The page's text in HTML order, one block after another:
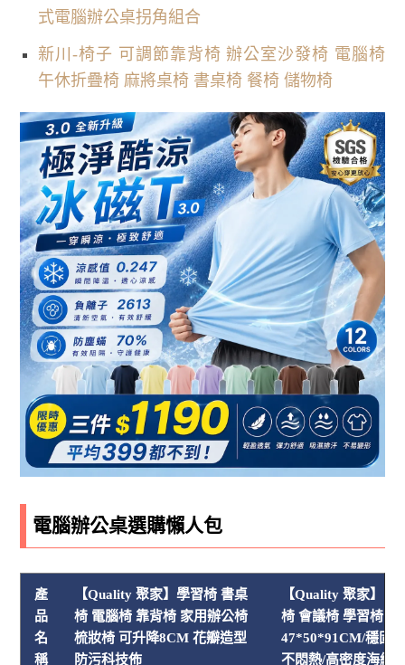
式電腦辦公桌拐角組合
新川-椅子 可調節靠背椅 辦公室沙發椅 電腦椅
午休折疊椅 麻將桌椅 書桌椅 餐椅 儲物椅
電腦辦公桌選購懶人包
產
品
名
稱
【Quality 聚家】學習椅 書桌
椅 電腦椅 靠背椅 家用辦公椅
梳妝椅 可升降8CM 花瓣造型
防污科技佈
【Quality 聚家】電
椅 會議椅 學習椅 書
47*50*91CM/穩固
不悶熱/高密度海綿